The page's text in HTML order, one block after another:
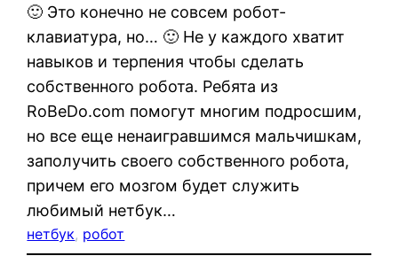
🙂 Это конечно не совсем робот-
клавиатура, но… 🙂 Не у каждого хватит
навыков и терпения чтобы сделать
собственного робота. Ребята из
RoBeDo.com помогут многим подросшим,
но все еще ненаигравшимся мальчишкам,
заполучить своего собственного робота,
причем его мозгом будет служить
любимый нетбук…
нетбук, робот